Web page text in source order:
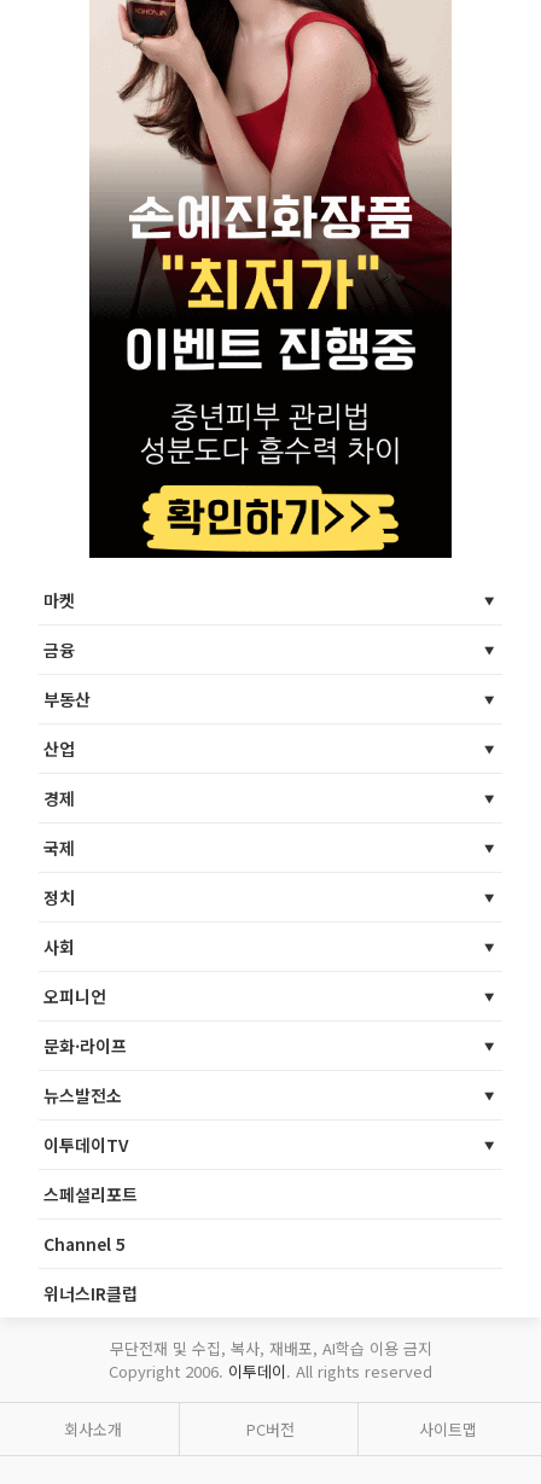
마켓
금융
부동산
산업
경제
국제
정치
사회
오피니언
문화·라이프
뉴스발전소
이투데이TV
스페셜리포트
Channel 5
위너스IR클럽
무단전재 및 수집, 복사, 재배포, AI학습 이용 금지
Copyright 2006. 이투데이. All rights reserved
회사소개 PC버전 사이트맵